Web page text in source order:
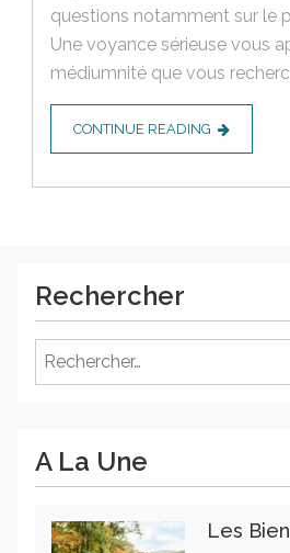
questions notamment sur le
Une voyance sérieuse vous
médiumnité que vous
CONTINUE READING
Rechercher
Rechercher :
A La Une